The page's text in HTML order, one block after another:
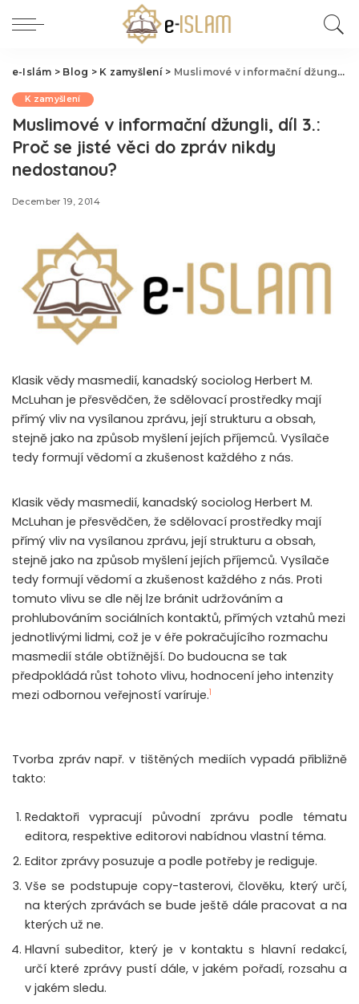
e-Islám > Blog > K zamyšlení> Muslimové v informační džungli, díl 3.: Proč se jisté věci do zpráv nikdy nedostanou?
K zamyšlení
Muslimové v informační džungli, díl 3.:
Proč se jisté věci do zpráv nikdy
nedostanou?
December 19, 2014
Klasik vědy masmedií, kanadský sociolog Herbert M.
McLuhan je přesvědčen, že sdělovací prostředky mají
přímý vliv na vysílanou zprávu, její strukturu a obsah,
stejně jako na způsob myšlení jejích příjemců. Vysílače
tedy formují vědomí a zkušenost každého z nás.
Klasik vědy masmedií, kanadský sociolog Herbert M.
McLuhan je přesvědčen, že sdělovací prostředky mají
přímý vliv na vysílanou zprávu, její strukturu a obsah,
stejně jako na způsob myšlení jejích příjemců. Vysílače
tedy formují vědomí a zkušenost každého z nás. Proti
tomuto vlivu se dle něj lze bránit udržováním a
prohlubováním sociálních kontaktů, přímých vztahů mezi
jednotlivými lidmi, což je v éře pokračujícího rozmachu
masmedií stále obtížnější. Do budoucna se tak
předpokládá růst tohoto vlivu, hodnocení jeho intenzity
mezi odbornou veřejností varíruje.1
Tvorba zpráv např. v tištěných mediích vypadá přibližně
takto:
Redaktoři vypracují původní zprávu podle tématu
editora, respektive editorovi nabídnou vlastní téma.
Editor zprávy posuzuje a podle potřeby je rediguje.
Vše se podstupuje copy-tasterovi, člověku, který určí,
na kterých zprávách se bude ještě dále pracovat a na
kterých už ne.
Hlavní subeditor, který je v kontaktu s hlavní redakcí,
určí které zprávy pustí dále, v jakém pořadí, rozsahu a
v jakém sledu.